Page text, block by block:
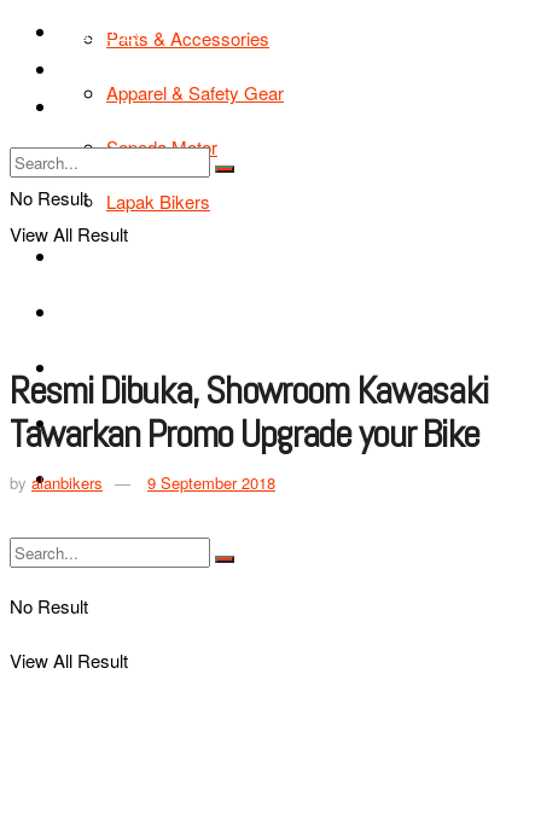
Parts & Accessories
Apparel & Safety Gear
Sepeda Motor
Lapak Bikers
Bikers Cars
Tentang Kami
No Result
View All Result
TIPS & TRIK
Tentang Kami
No Result
View All Result
Resmi Dibuka, Showroom Kawasaki
Tawarkan Promo Upgrade your Bike
by alanbikers 9 September 2018